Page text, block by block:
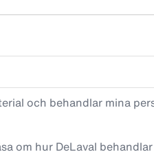
och behandlar mina
om hur DeLaval